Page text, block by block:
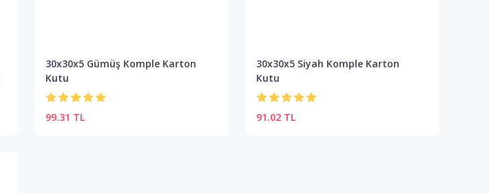
30x30x5 Gümüş Komple Karton
Kutu
99.31 TL
30x30x5 Siyah Komple Karton
Kutu
91.02 TL